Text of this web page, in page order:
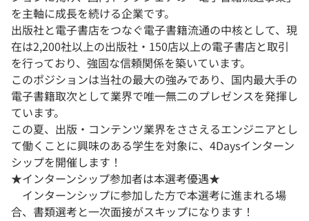
を主軸に成長を続ける企業です。
出版社と電子書店をつなぐ電子書籍流通の中核として、現
在は2,200社以上の出版社・150店以上の電子書店と取引
を行っており、強固な信頼関係を築いています。
このポジションは当社の最大の強みであり、国内最大手の
電子書籍取次として業界で唯一無二のプレゼンスを発揮し
ています。
この夏、出版・コンテンツ業界をささえるエンジニアとし
て働くことに興味のある学生を対象に、4Daysインターン
シップを開催します！
★インターンシップ参加者は本選考優遇★
インターンシップに参加した方で本選考に進まれる場
合、書類選考と一次面接がスキップになります！